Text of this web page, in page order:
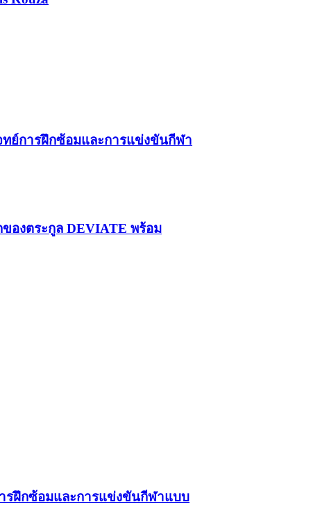
ทย์การฝึกซ้อมและการแข่งขันกีฬา
ของตระกูล DEVIATE พร้อม
รฝึกซ้อมและการแข่งขันกีฬาแบบ